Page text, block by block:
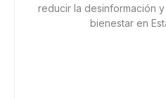
reducir la desinformación
bienestar en